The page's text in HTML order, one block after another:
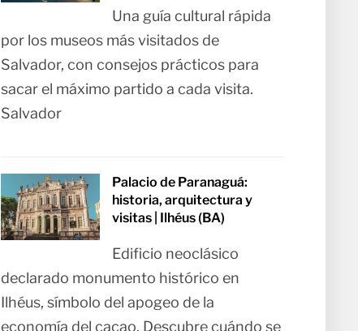
Una guía cultural rápida
por los museos más visitados de
Salvador, con consejos prácticos para
sacar el máximo partido a cada visita.
Salvador
Palacio de Paranaguá:
historia, arquitectura y
visitas | Ilhéus (BA)
Edificio neoclásico
declarado monumento histórico en
Ilhéus, símbolo del apogeo de la
economía del cacao. Descubre cuándo se